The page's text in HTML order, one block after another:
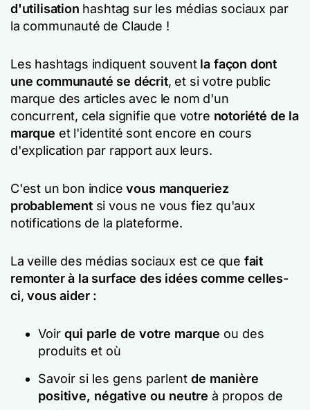
d'utilisation hashtag sur les médias sociaux par
la communauté de Claude !
Les hashtags indiquent souvent la façon dont
une communauté se décrit, et si votre public
marque des articles avec le nom d'un
concurrent, cela signifie que votre notoriété de la
marque et l'identité sont encore en cours
d'explication par rapport aux leurs.
C'est un bon indicevous manqueriez
probablementsi vous ne vous fiez qu'aux
notifications de la plateforme.
La veille des médias sociaux est ce que fait
remonter à la surface des idées comme celles-
ci,vous aider :
Voir qui parle de votre marque ou des
produits et où
Savoir si les gens parlent de manière
positive, négative ou neutre à propos de